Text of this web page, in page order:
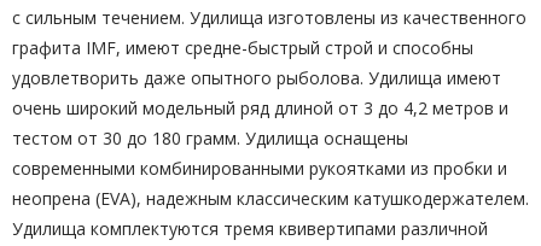
с сильным течением. Удилища изготовлены из качественного
графита IMF, имеют средне-быстрый строй и способны
удовлетворить даже опытного рыболова. Удилища имеют
очень широкий модельный ряд длиной от 3 до 4,2 метров и
тестом от 30 до 180 грамм. Удилища оснащены
современными комбинированными рукоятками из пробки и
неопрена (EVA), надежным классическим катушкодержателем.
Удилища комплектуются тремя квивертипами различной